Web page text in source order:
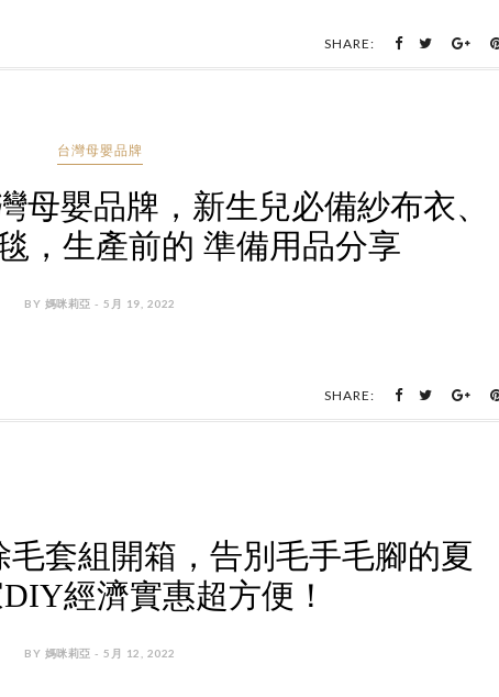
SHARE:
台灣母嬰品牌
母嬰品牌，新生兒必備紗布衣、
，生產前的 準備用品分享
BY 媽咪莉亞 - 5月 19, 2022
SHARE:
套組開箱，告別毛手毛腳的夏
經濟實惠超方便！
BY 媽咪莉亞 - 5月 12, 2022